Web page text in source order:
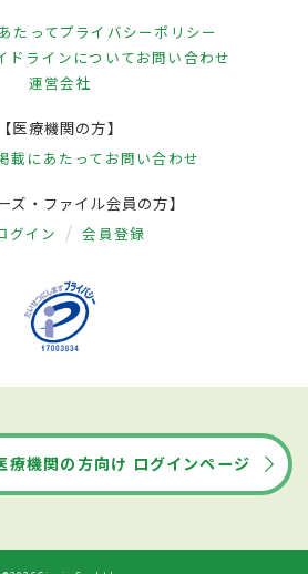
たってプライバシーポリシー
ドラインについてお問い合わせ
運営会社
【医療機関の方】
載にあたって お問い合わせ
ズ・ファイル会員の方】
グイン 会員登録
療機関の方向け ログインページ